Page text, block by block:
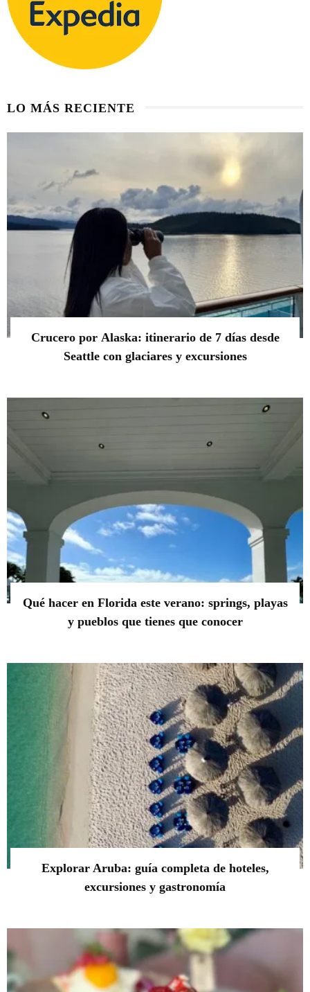
LO MÁS RECIENTE
Crucero por Alaska: itinerario de 7 días desde
Seattle con glaciares y excursiones
Qué hacer en Florida este verano: springs, playas
y pueblos que tienes que conocer
Explorar Aruba: guía completa de hoteles,
excursiones y gastronomía